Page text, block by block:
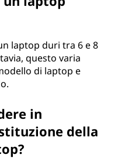
laptop duri tra 6 e 8
questo varia
di laptop e
in
della